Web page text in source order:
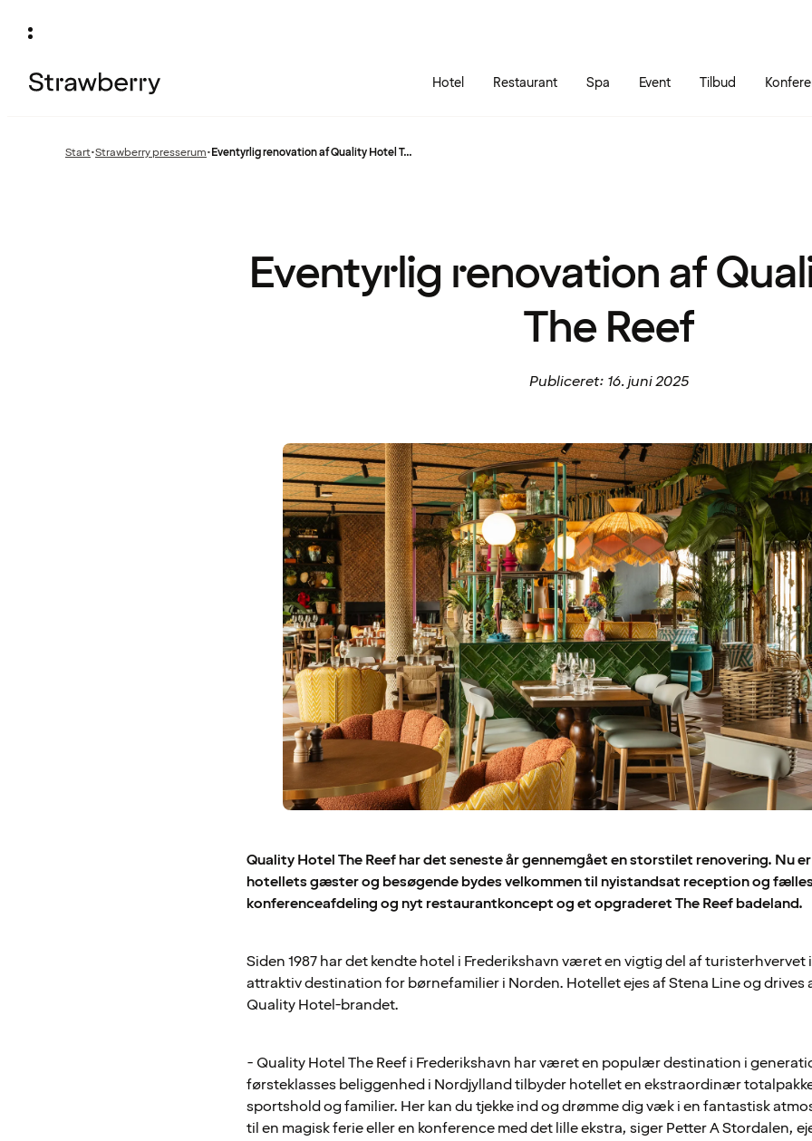
Hotel Restaurant Spa Event Tilbud
Start•Forrige
Strawberry presserum•Eventyrlig renovation af Quality Hotel T...
Eventyrlig renovation af
The Reef
Publiceret: 16. juni 2025
Quality Hotel The Reef har det seneste år gennemgået en storstilet renovering. Nu
hotellets gæster og besøgende bydes velkommen til nyistandsat reception og
konferenceafdeling og nyt restaurantkoncept og et opgraderet The Reef badeland.
Siden 1987 har det kendte hotel i Frederikshavn været en vigtig del af turisterhvervet
attraktiv destination for børnefamilier i Norden. Hotellet ejes af Stena Line og drives
Quality Hotel-brandet.
- Quality Hotel The Reef i Frederikshavn har været en populær destination i
førsteklasses beliggenhed i Nordjylland tilbyder hotellet en ekstraordinær
sportshold og familier. Her kan du tjekke ind og drømme dig væk i en fantastisk
til en magisk ferie eller en konference med det lille ekstra, siger Petter A Stordalen,